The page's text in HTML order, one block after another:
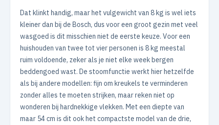
Dat klinkt handig, maar het vulgewicht van 8 kg is wel iets
kleiner dan bij de Bosch, dus voor een groot gezin met veel
wasgoed is dit misschien niet de eerste keuze. Voor een
huishouden van twee tot vier personen is 8 kg meestal
ruim voldoende, zeker als je niet elke week bergen
beddengoed wast. De stoomfunctie werkt hier hetzelfde
als bij andere modellen: fijn om kreukels te verminderen
zonder alles te moeten strijken, maar reken niet op
wonderen bij hardnekkige vlekken. Met een diepte van
maar 54 cm is dit ook het compactste model van de drie,